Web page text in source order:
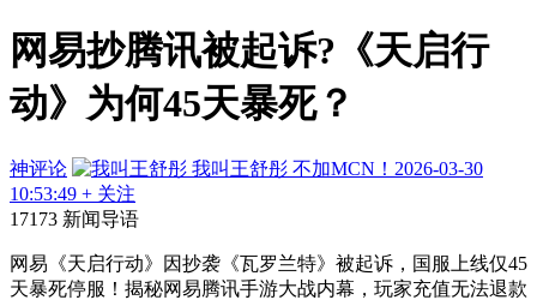
网易抄腾讯被起诉?《天启行
动》为何45天暴死？
神评论 我叫王舒彤 不加MCN！ 2026-03-30
10:53:49 + 关注
17173 新闻导语
网易《天启行动》因抄袭《瓦罗兰特》被起诉，国服上线仅45
天暴死停服！揭秘网易腾讯手游大战内幕，玩家充值无法退款